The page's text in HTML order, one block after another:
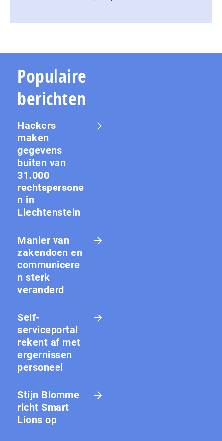
Populaire
berichten
Hackers
maken
gegevens
buiten van
31.000
rechtspersone
n in
Liechtenstein
Manier van
zakendoen en
communicere
n sterk
veranderd
Self-
serviceportal
rekent af met
ergernissen
personeel
Stijn Blomme
richt Smart
Lions op